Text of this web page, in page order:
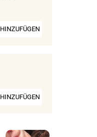
HINZUFÜGEN
HINZUFÜGEN